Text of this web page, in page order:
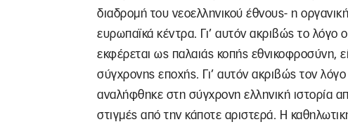
διαδρομή του νεοελληνικού έθνους- η
ευρωπαϊκά κέντρα. Γι’ αυτόν ακριβώς το λόγο
εκφέρεται ως παλαιάς κοπής εθνικοφροσύνη,
σύγχρονης εποχής. Γι’ αυτόν ακριβώς τον
αναλήφθηκε στη σύγχρονη ελληνική ιστορία
στιγμές από την κάποτε αριστερά. Η